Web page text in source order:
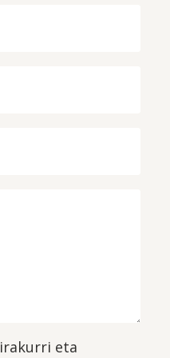
irakurri eta